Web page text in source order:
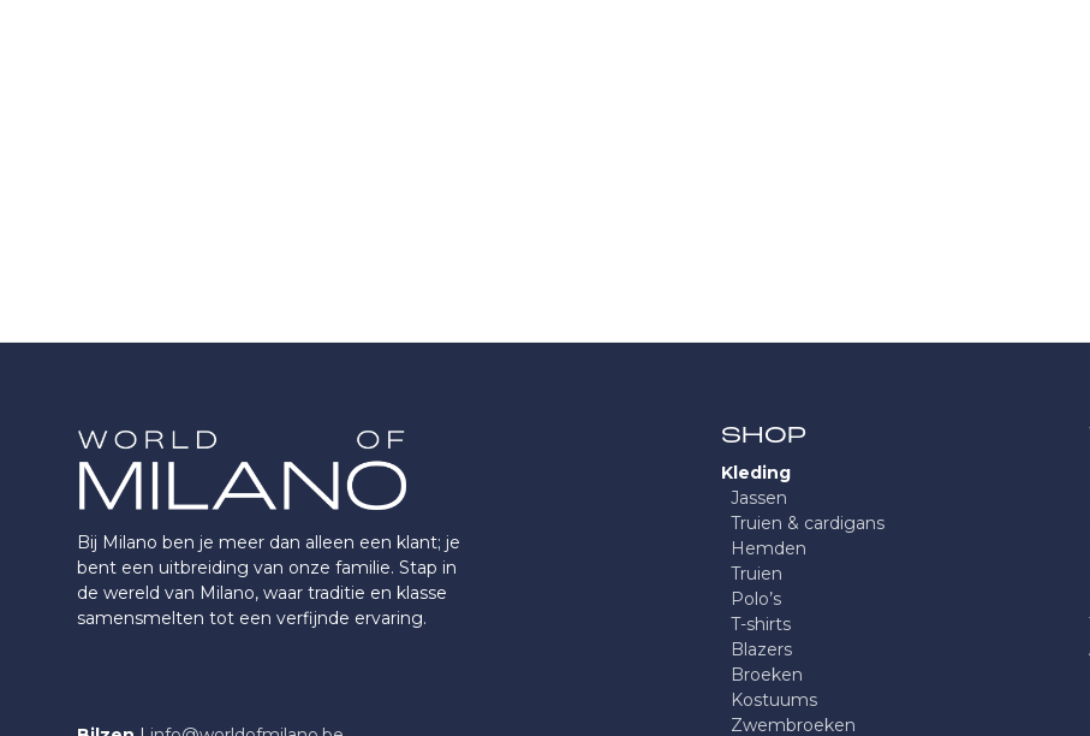
SHOP
Kleding
Jassen
Truien & cardigans
Hemden
Truien
Polo’s
T-shirts
Blazers
Broeken
Kostuums
Zwembroeken
Bij Milano ben je meer dan alleen een klant; je
bent een uitbreiding van onze familie. Stap in
de wereld van Milano, waar traditie en klasse
samensmelten tot een verfijnde ervaring.